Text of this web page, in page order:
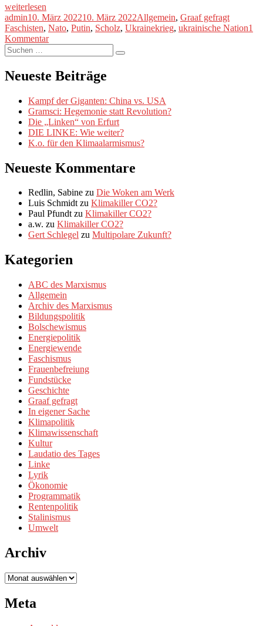
„Graaf
gefragt:
Krieg
in
der
Ukraine“
weiterlesen
Autor
adminVeröffentlicht
am
10. März 202210. März 2022Kategorien
Allgemein, Graaf gefragt
Faschisten, Nato, Putin, Scholz, Ukrainekrieg, ukrainische Nation1
Kommentarzu
gefragt:
Krieg
in
Ukraine
Suche
nach:
Suchen
Neueste Beiträge
Kampf der Giganten: China vs. USA
Gramsci: Hegemonie statt Revolution?
Die „Linken“ von Erfurt
DIE LINKE: Wie weiter?
K.o. für den Klimaalarmismus?
Neueste Kommentare
Redlin, Sabine zu Die Woken am Werk
Luis Schmidtzu Klimakiller CO2?
Paul Pfundtzu Klimakiller CO2?
a.w. zu Klimakiller CO2?
Gert Schlegel zu Multipolare Zukunft?
Kategorien
ABC des Marxismus
Allgemein
Archiv des Marxismus
Bildungspolitik
Bolschewismus
Energiepolitik
Energiewende
Faschismus
Frauenbefreiung
Fundstücke
Geschichte
Graaf gefragt
In eigener Sache
Klimapolitik
Klimawissenschaft
Kultur
Laudatio des Tages
Linke
Lyrik
Ökonomie
Programmatik
Rentenpolitik
Stalinismus
Umwelt
Archiv
Archiv
Meta